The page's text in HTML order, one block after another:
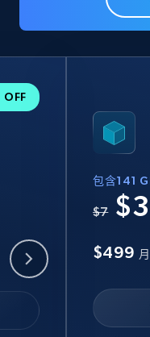
OFF
包含141
$7
$499